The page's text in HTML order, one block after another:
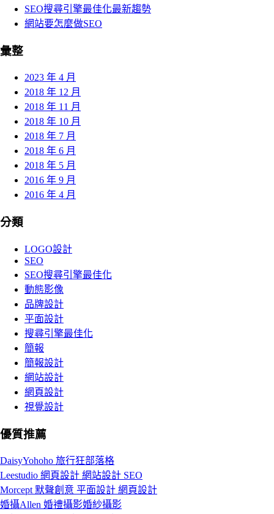
SEO搜尋引擎最佳化最新趨勢
網站要怎麼做SEO
彙整
2023 年 4 月
2018 年 12 月
2018 年 11 月
2018 年 10 月
2018 年 7 月
2018 年 6 月
2018 年 5 月
2016 年 9 月
2016 年 4 月
分類
LOGO設計
SEO
SEO搜尋引擎最佳化
動態影像
品牌設計
平面設計
搜尋引擎最佳化
簡報
簡報設計
網站設計
網頁設計
視覺設計
優質推薦
DaisyYohoho 旅行狂部落格
Leestudio 網頁設計 網站設計 SEO
Morcept 默聲創意 平面設計 網頁設計
婚攝Allen 婚禮攝影婚紗攝影